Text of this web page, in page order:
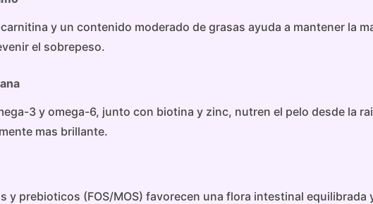
y un contenido moderado de grasas ayuda a mantener la
el sobrepeso.
3 y omega-6, junto con biotina y zinc, nutren el pelo desde la
mas brillante.
y prebioticos (FOS/MOS) favorecen una flora intestinal equilibrada